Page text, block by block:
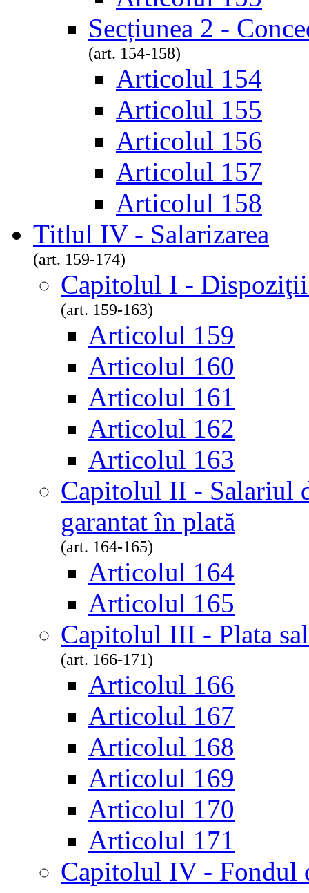
Secțiunea 2 -
(art. 154-158)
Articolul 154
Articolul 155
Articolul 156
Articolul 157
Articolul 158
Titlul IV - Salarizarea
(art. 159-174)
Capitolul I - Dispoziţii
(art. 159-163)
Articolul 159
Articolul 160
Articolul 161
Articolul 162
Articolul 163
Capitolul II - Salariul
garantat în plată
(art. 164-165)
Articolul 164
Articolul 165
Capitolul III - Plata
(art. 166-171)
Articolul 166
Articolul 167
Articolul 168
Articolul 169
Articolul 170
Articolul 171
Capitolul IV - Fondul